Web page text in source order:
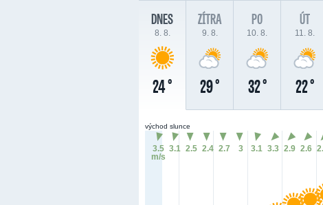
DNES
8. 8.
24 °
ZÍTRA
9. 8.
29 °
PO
10. 8.
32 °
ÚT
11. 8.
22 °
východ slunce
3.5
m/s
3.1 2.5 2.4 2.7 3 3.1 3.3 2.9 2.6